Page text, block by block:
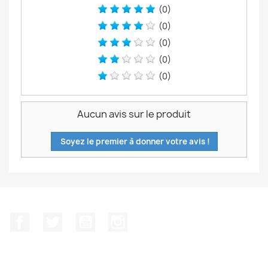
(0)
(0)
(0)
(0)
(0)
Aucun avis sur le produit
Soyez le premier à donner votre avis !